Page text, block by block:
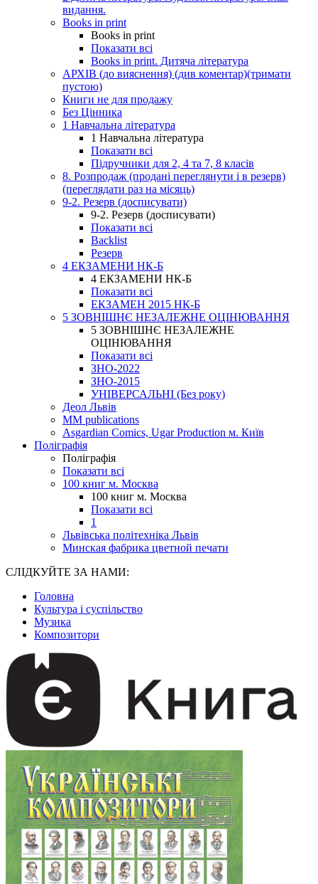
видання.
Books in print
Books in print
Показати всі
Books in print. Дитяча література
АРХІВ (до вияснення) (див коментар)(тримати
пустою)
Книги не для продажу
Без Цінника
1 Навчальна література
1 Навчальна література
Показати всі
Підручники для 2, 4 та 7, 8 класів
8. Розпродаж (продані переглянути і в резерв)
(переглядати раз на місяць)
9-2. Резерв (досписувати)
9-2. Резерв (досписувати)
Показати всі
Backlist
Резерв
4 ЕКЗАМЕНИ НК-Б
4 ЕКЗАМЕНИ НК-Б
Показати всі
ЕКЗАМЕН 2015 НК-Б
5 ЗОВНІШНЄ НЕЗАЛЕЖНЕ ОЦІНЮВАННЯ
5 ЗОВНІШНЄ НЕЗАЛЕЖНЕ
ОЦІНЮВАННЯ
Показати всі
ЗНО-2022
ЗНО-2015
УНІВЕРСАЛЬНІ (Без року)
Деол Львів
MM publications
Asgardian Comics, Ugar Production м. Київ
Поліграфія
Поліграфія
Показати всі
100 книг м. Москва
100 книг м. Москва
Показати всі
1
Львівська політехніка Львів
Минская фабрика цветной печати
СЛІДКУЙТЕ ЗА НАМИ:
Головна
Культура і суспільство
Музика
Композитори